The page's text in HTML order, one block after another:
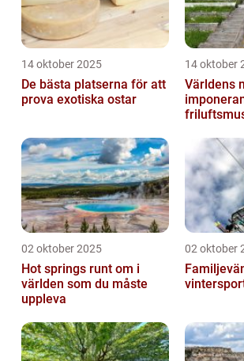
14 oktober 2025
De bästa platserna för att
prova exotiska ostar
14 oktober
Världens
02 oktober 2025
Hot springs runt om i
världen som du måste
uppleva
02 oktober